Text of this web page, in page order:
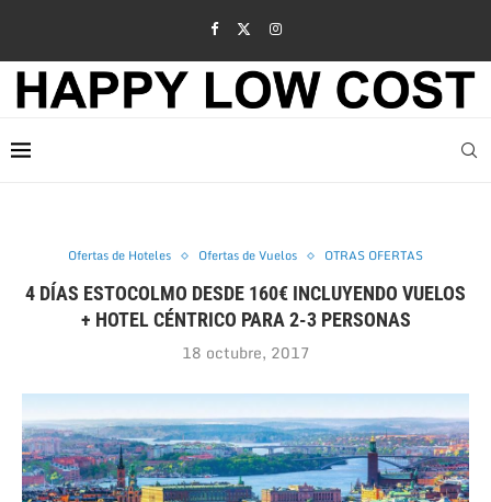
Ofertas de Hoteles Ofertas de Vuelos OTRAS OFERTAS
4 DÍAS ESTOCOLMO DESDE 160€ INCLUYENDO VUELOS
+ HOTEL CÉNTRICO PARA 2-3 PERSONAS
18 octubre, 2017